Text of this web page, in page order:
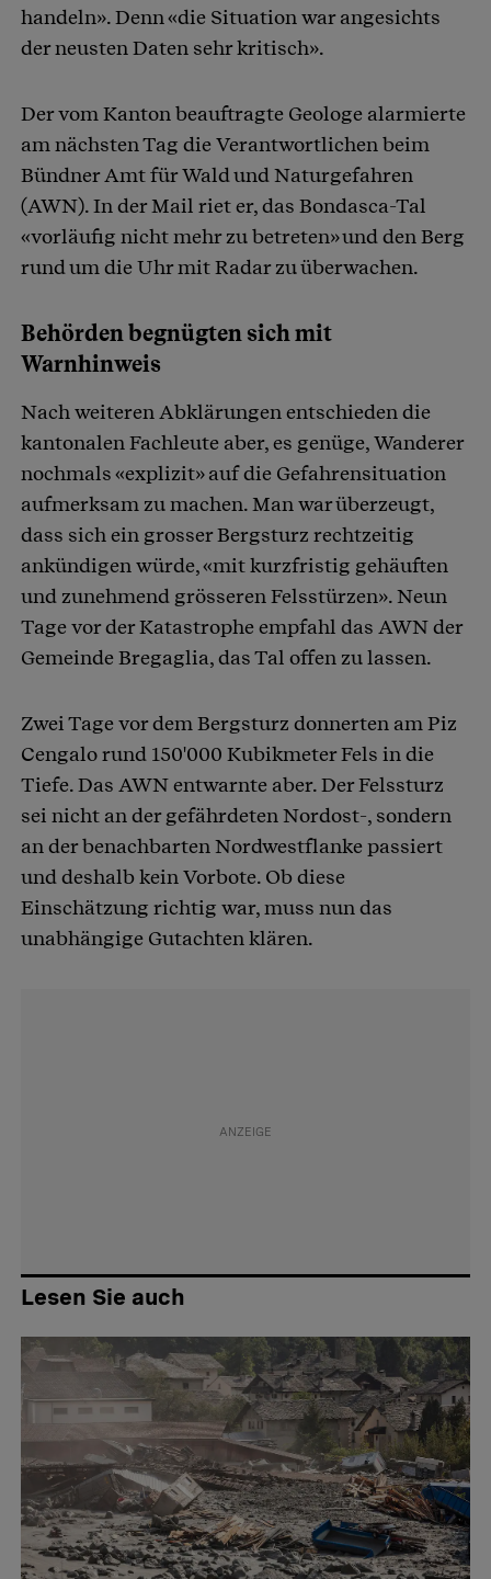
handeln». Denn «die Situation war angesichts
der neusten Daten sehr kritisch».
Der vom Kanton beauftragte Geologe alarmierte
am nächsten Tag die Verantwortlichen beim
Bündner Amt für Wald und Naturgefahren
(AWN). In der Mail riet er, das Bondasca-Tal
«vorläufig nicht mehr zu betreten» und den Berg
rund um die Uhr mit Radar zu überwachen.
Behörden begnügten sich mit
Warnhinweis
Nach weiteren Abklärungen entschieden die
kantonalen Fachleute aber, es genüge, Wanderer
nochmals «explizit» auf die Gefahrensituation
aufmerksam zu machen. Man war überzeugt,
dass sich ein grosser Bergsturz rechtzeitig
ankündigen würde, «mit kurzfristig gehäuften
und zunehmend grösseren Felsstürzen». Neun
Tage vor der Katastrophe empfahl das AWN der
Gemeinde Bregaglia, das Tal offen zu lassen.
Zwei Tage vor dem Bergsturz donnerten am Piz
Cengalo rund 150'000 Kubikmeter Fels in die
Tiefe. Das AWN entwarnte aber. Der Felssturz
sei nicht an der gefährdeten Nordost-, sondern
an der benachbarten Nordwestflanke passiert
und deshalb kein Vorbote. Ob diese
Einschätzung richtig war, muss nun das
unabhängige Gutachten klären.
Lesen Sie auch